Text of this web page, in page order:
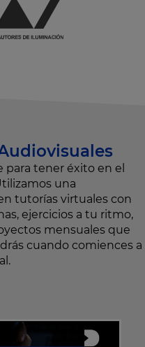
tener éxito en el
una
tutorías virtuales con
ejercicios a tu ritmo,
mensuales que
cuando comiences a